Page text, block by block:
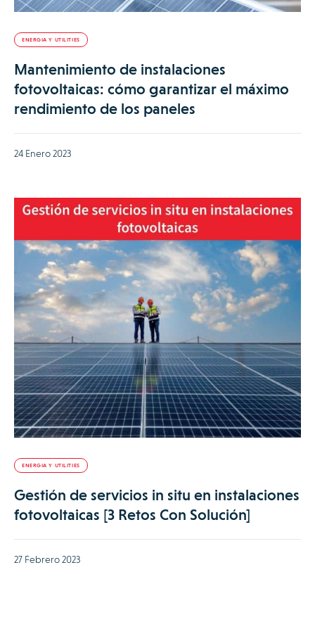
ENERGIA Y UTILITIES
Mantenimiento de instalaciones
fotovoltaicas: cómo garantizar el máximo
rendimiento de los paneles
24 Enero 2023
ENERGIA Y UTILITIES
Gestión de servicios in situ en instalaciones
fotovoltaicas [3 Retos Con Solución]
27 Febrero 2023